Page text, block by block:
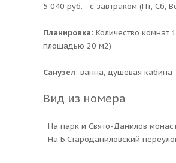
5 040 руб. - с завтраком (Пт, Сб,
Планировка: Количество комнат
площадью 20 м2)
Санузел: ванна, душевая кабина
Вид из номера
На парк и Свято-Данилов
На Б.Староданиловский